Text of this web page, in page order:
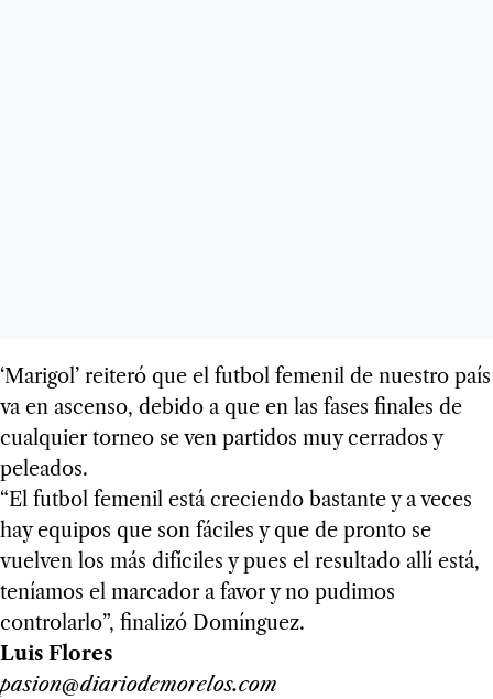
‘Marigol’ reiteró que el futbol femenil de nuestro país
va en ascenso, debido a que en las fases finales de
cualquier torneo se ven partidos muy cerrados y
peleados.
“El futbol femenil está creciendo bastante y a veces
hay equipos que son fáciles y que de pronto se
vuelven los más difíciles y pues el resultado allí está,
teníamos el marcador a favor y no pudimos
controlarlo”, finalizó Domínguez.
Luis Flores
pasion@diariodemorelos.com